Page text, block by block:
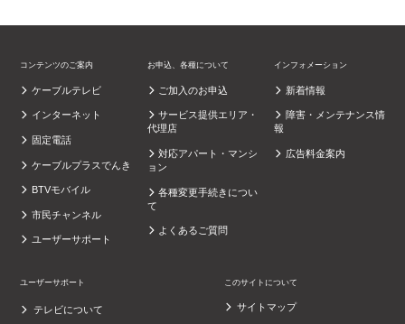
コンテンツのご案内
ケーブルテレビ
インターネット
固定電話
ケーブルプラスでんき
BTVモバイル
市民チャンネル
ユーザーサポート
お申込、各種について
ご加入のお申込
サービス提供エリア・
代理店
対応アパート・マンシ
ョン
各種変更手続きについ
て
よくあるご質問
インフォメーション
新着情報
障害・メンテナンス情
報
広告料金案内
ユーザーサポート
テレビについて
このサイトについて
サイトマップ